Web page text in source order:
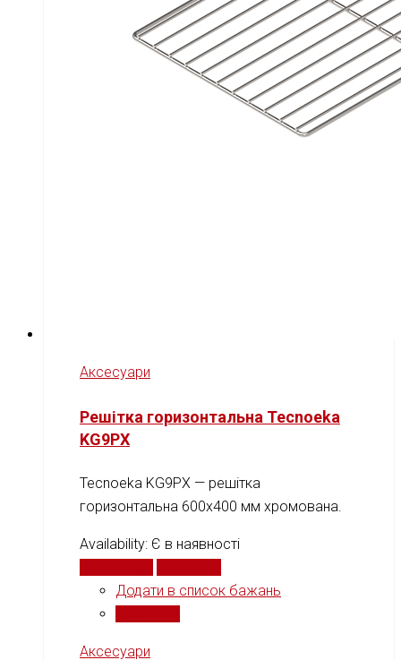
Аксесуари
Решітка горизонтальна Tecnoeka
KG9PX
Tecnoeka KG9PX — решітка
горизонтальна 600x400 мм хромована.
Availability: Є в наявності
Додати в список бажань
Аксесуари